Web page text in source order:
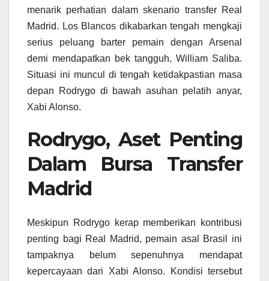
menarik perhatian dalam skenario transfer Real
Madrid. Los Blancos dikabarkan tengah mengkaji
serius peluang barter pemain dengan Arsenal
demi mendapatkan bek tangguh, William Saliba.
Situasi ini muncul di tengah ketidakpastian masa
depan Rodrygo di bawah asuhan pelatih anyar,
Xabi Alonso.
Rodrygo, Aset Penting
Dalam Bursa Transfer
Madrid
Meskipun Rodrygo kerap memberikan kontribusi
penting bagi Real Madrid, pemain asal Brasil ini
tampaknya belum sepenuhnya mendapat
kepercayaan dari Xabi Alonso. Kondisi tersebut